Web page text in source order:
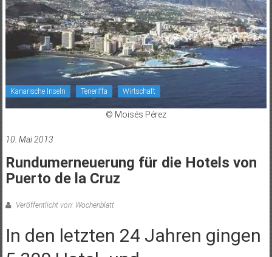
Kanarische Inseln Teneriffa Wirtschaft
© Moisés Pérez
10. Mai 2013
Rundumerneuerung für die Hotels von
Puerto de la Cruz
Veröffentlicht von: Wochenblatt
In den letzten 24 Jahren gingen